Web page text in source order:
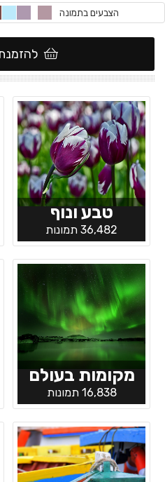
הצבעים בתמונה
טבע ונוף
36,482 תמונות
מקומות בעולם
16,838 תמונות